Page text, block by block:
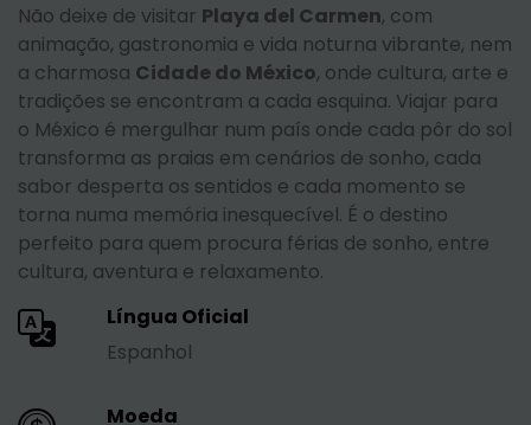
Não deixe de visitar Playa del Carmen, com
animação, gastronomia e vida noturna vibrante, nem
a charmosa Cidade do México, onde cultura, arte e
tradições se encontram a cada esquina. Viajar para
o México é mergulhar num país onde cada pôr do sol
transforma as praias em cenários de sonho, cada
sabor desperta os sentidos e cada momento se
torna numa memória inesquecível. É o destino
perfeito para quem procura férias de sonho, entre
cultura, aventura e relaxamento.
Língua Oficial
Espanhol
Moeda